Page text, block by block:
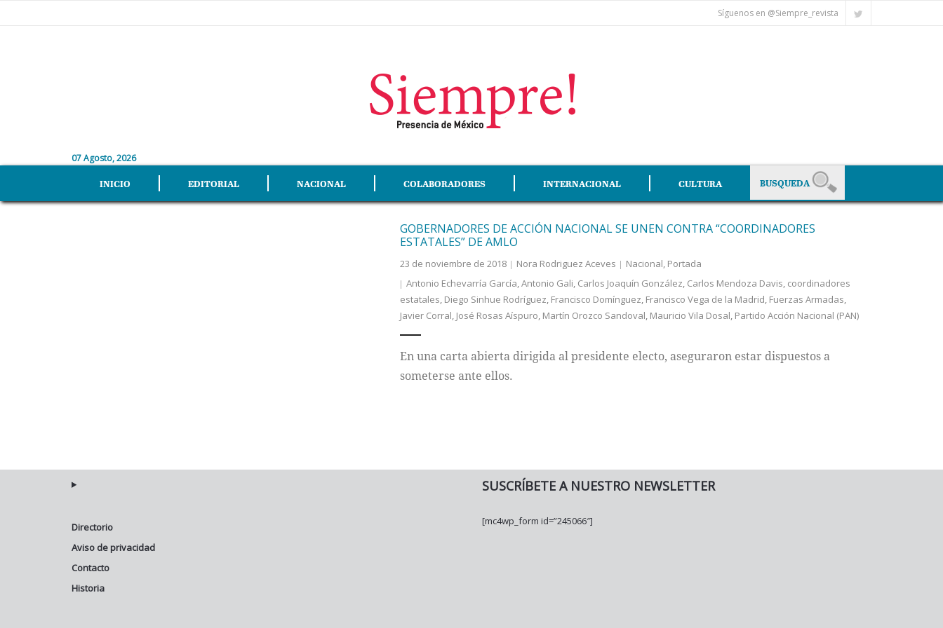
Síguenos en @Siempre_revista
07 Agosto, 2026
INICIO EDITORIAL NACIONAL COLABORADORES INTERNACIONAL CULTURA
GOBERNADORES DE ACCIÓN NACIONAL SE UNEN CONTRA “COORDINADORES
ESTATALES” DE AMLO
23 de noviembre de 2018 Nora Rodriguez Aceves Nacional, Portada
Antonio Echevarría García,Antonio Gali, Carlos Joaquín González, Carlos Mendoza Davis, coordinadores
estatales, Diego Sinhue Rodríguez, Francisco Domínguez, Francisco Vega de la Madrid, Fuerzas Armadas,
Javier Corral, José Rosas Aíspuro, Martín Orozco Sandoval, Mauricio Vila Dosal, Partido Acción Nacional (PAN)
En una carta abierta dirigida al presidente electo, aseguraron estar dispuestos a
someterse ante ellos.
Directorio
Aviso de privacidad
Contacto
Historia
SUSCRÍBETE A NUESTRO NEWSLETTER
[mc4wp_form id=”245066″]